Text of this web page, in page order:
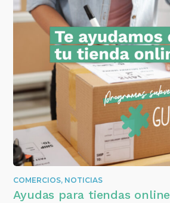
COMERCIOS, NOTICIAS
Ayudas para tiendas online